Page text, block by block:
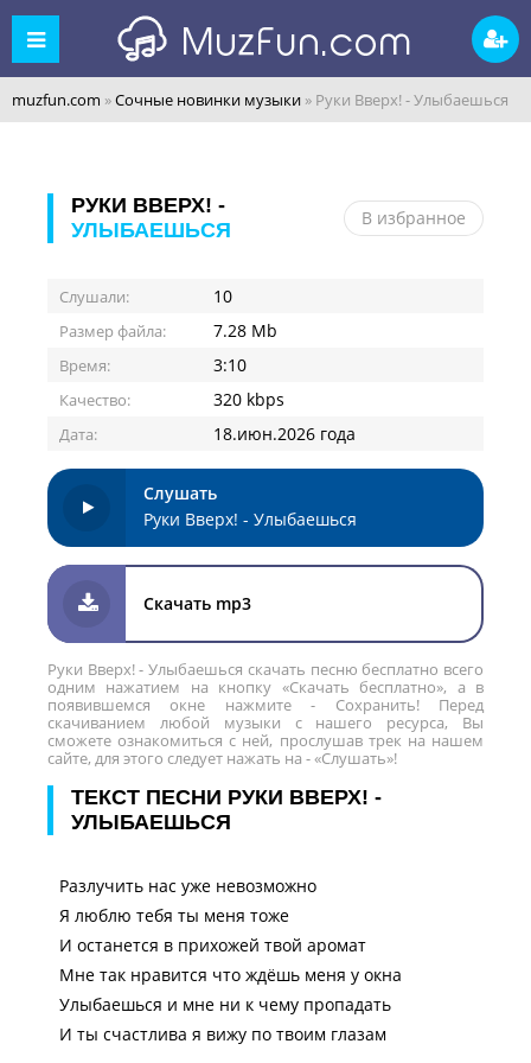
muzfun.com »Сочные новинки музыки » Руки Вверх! - Улыбаешься
РУКИ ВВЕРХ! -
УЛЫБАЕШЬСЯ
В избранное
Слушали: 10
Размер файла: 7.28 Mb
Время: 3:10
Качество: 320 kbps
Дата: 18.июн.2026 года
Слушать
Руки Вверх! - Улыбаешься
Скачать mp3
Руки Вверх! - Улыбаешься скачать песню бесплатно всего
одним нажатием на кнопку «Скачать бесплатно», а в
появившемся окне нажмите - Сохранить! Перед
скачиванием любой музыки с нашего ресурса, Вы
сможете ознакомиться с ней, прослушав трек на нашем
сайте, для этого следует нажать на - «Слушать»!
ТЕКСТ ПЕСНИ РУКИ ВВЕРХ! -
УЛЫБАЕШЬСЯ
Разлучить нас уже невозможно
Я люблю тебя ты меня тоже
И останется в прихожей твой аромат
Мне так нравится что ждёшь меня у окна
Улыбаешься и мне ни к чему пропадать
И ты счастлива я вижу по твоим глазам